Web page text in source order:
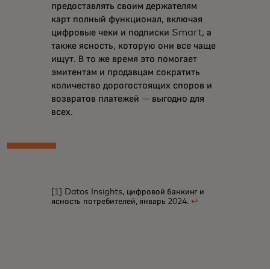
предоставлять своим держателям
карт полный функционал, включая
цифровые чеки и подписки Smart, а
также ясность, которую они все чаще
ищут. В то же время это помогает
эмитентам и продавцам сократить
количество дорогостоящих споров и
возвратов платежей — выгодно для
всех.
[1] Datos Insights, цифровой банкинг и
ясность потребителей, январь 2024.↩